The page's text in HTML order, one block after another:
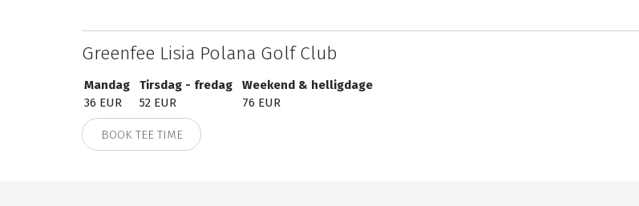
18 huller
6242 meter fra sort tee
6017 meter fra hvid tee
5589 meter fra gul tee
5199 meter fra blå tee
Greenfee Lisia Polana Golf Club
Mandag Tirsdag - fredag
Weekend & helligdage
36 EUR
52 EUR 76 EUR
BOOK TEE TIME